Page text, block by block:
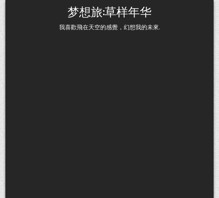
Skip to content 梦想旅:草样年华
我喜歡飛在天空的感覺，幻想我的未來.